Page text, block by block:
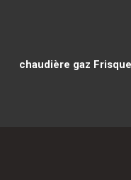
chaudière gaz